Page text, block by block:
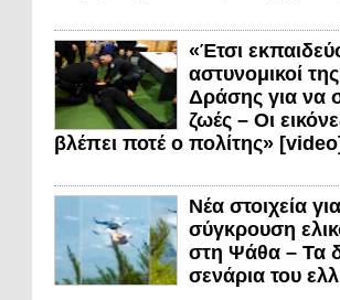
«Έτσι
αστυνομικοί
Δράσης για να
ζωές – Οι
βλέπει ποτέ ο πολίτης»
Νέα στοιχεία
σύγκρουση
στη Ψάθα – Τα
σενάρια του